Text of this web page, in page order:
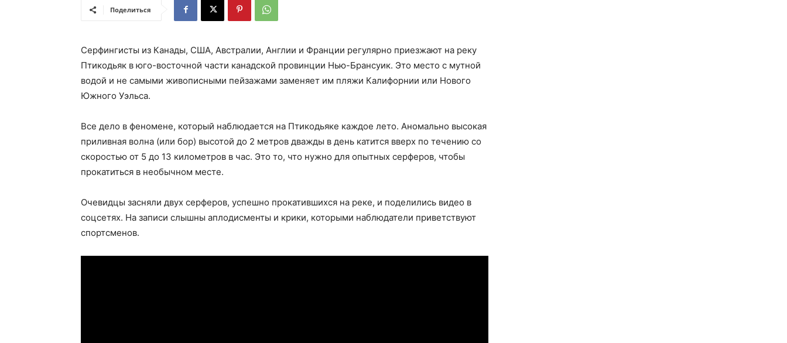
Поделиться
Серфингисты из Канады, США, Австралии, Англии и Франции регулярно приезжают на реку
Птикодьяк в юго-восточной части канадской провинции Нью-Брансуик. Это место с мутной
водой и не самыми живописными пейзажами заменяет им пляжи Калифорнии или Нового
Южного Уэльса.
Все дело в феномене, который наблюдается на Птикодьяке каждое лето. Аномально высокая
приливная волна (или бор) высотой до 2 метров дважды в день катится вверх по течению со
скоростью от 5 до 13 километров в час. Это то, что нужно для опытных серферов, чтобы
прокатиться в необычном месте.
Очевидцы засняли двух серферов, успешно прокатившихся на реке, и поделились видео в
соцсетях. На записи слышны аплодисменты и крики, которыми наблюдатели приветствуют
спортсменов.